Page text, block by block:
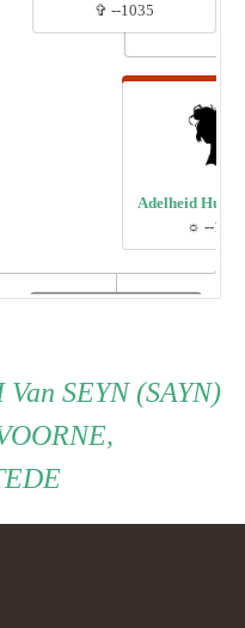
✞ --1035
☼ --
☼ --1150
SEYN (SAYN)